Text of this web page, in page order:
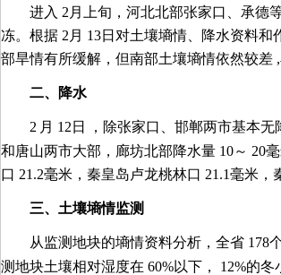
进入 2 月上旬，河北北部张家口、承德
冻。根据 2 月 13日对土壤墒情、降水资料
部旱情有所缓解，但南部土壤墒情依然较差 ,
二、降水
2 月 12 日
，除张家口、邯郸两市基本
和唐山两市大部，廊坊北部降水量 10～ 20
口 21.2毫米，秦皇岛卢龙桃林口 21.1毫米，
三、土壤墒情监测
从监测地块的墒情资料分析，全省 178
测地块土壤相对湿度在 60%以下， 12%的冬